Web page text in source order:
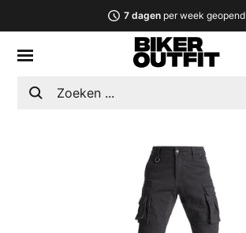
7 dagenper week geopend